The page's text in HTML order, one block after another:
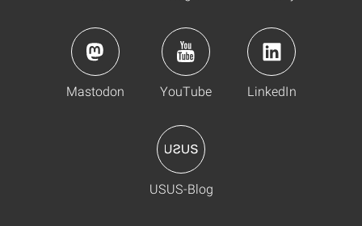
Mastodon YouTube LinkedIn
USUS-Blog